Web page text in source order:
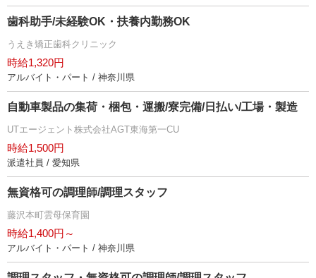
歯科助手/未経験OK・扶養内勤務OK
うえき矯正歯科クリニック
時給1,320円
アルバイト・パート / 神奈川県
自動車製品の集荷・梱包・運搬/寮完備/日払い/工場・製造
UTエージェント株式会社AGT東海第一CU
時給1,500円
派遣社員 / 愛知県
無資格可の調理師/調理スタッフ
藤沢本町雲母保育園
時給1,400円～
アルバイト・パート / 神奈川県